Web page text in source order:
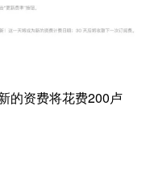
的资费将花费200卢